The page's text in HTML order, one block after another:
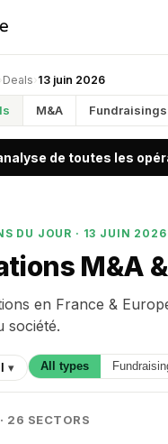
› Deals› 13 juin 2026
M&A Fundraisings
de toutes les
DU JOUR · 13 JUIN 2026
M&A
en France &
société.
▾ All types
26 SECTORS